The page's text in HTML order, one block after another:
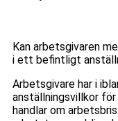
Kan arbetsgivaren
i ett befintligt
Arbetsgivare har i
anställningsvillkor
handlar om